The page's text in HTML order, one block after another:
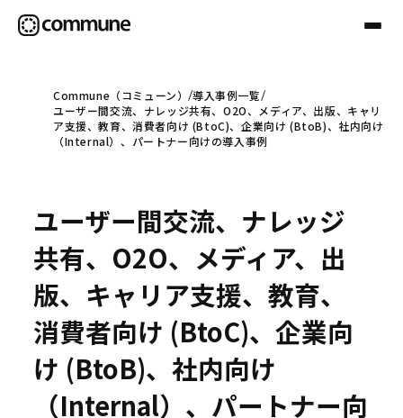
Communeについて
事例
セミナー
お役立ち情報
Commune（コミューン）
導入事例一覧
ユーザー間交流、ナレッジ共有、O2O、メディア、出版、キャリ
ア支援、教育、消費者向け (BtoC)、企業向け (BtoB)、社内向け
（Internal）、パートナー向けの導入事例
ユーザー間交流、ナレッジ
共有、O2O、メディア、出
版、キャリア支援、教育、
消費者向け (BtoC)、企業向
け (BtoB)、社内向け
（Internal）、パートナー向